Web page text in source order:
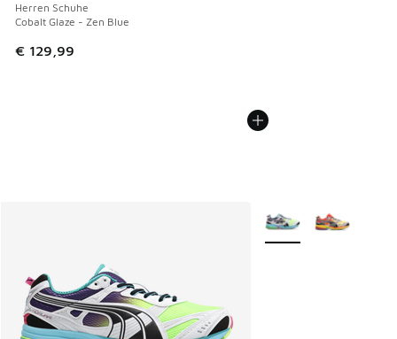
Herren Schuhe
Cobalt Glaze - Zen Blue
€ 129,99
Weitere Farben